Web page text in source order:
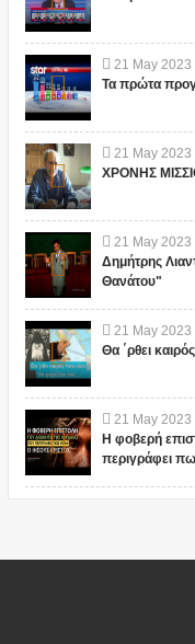
21 May 2023
Τα πρώτα
21 May 2023
ΧΡΟΝΗΣ
21 May 2023
Δημήτρης
Θανάτου"
21 May 2023
Θα ΄ρθει
21 May 2023
Η φοβερή
περιγράφει